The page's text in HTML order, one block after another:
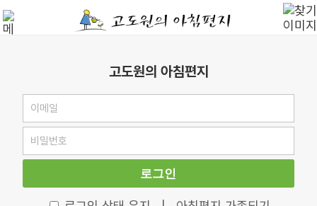
고도원의 아침편지
로그인